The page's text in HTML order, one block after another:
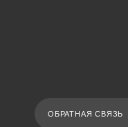
ОБРАТНАЯ СВЯЗЬ